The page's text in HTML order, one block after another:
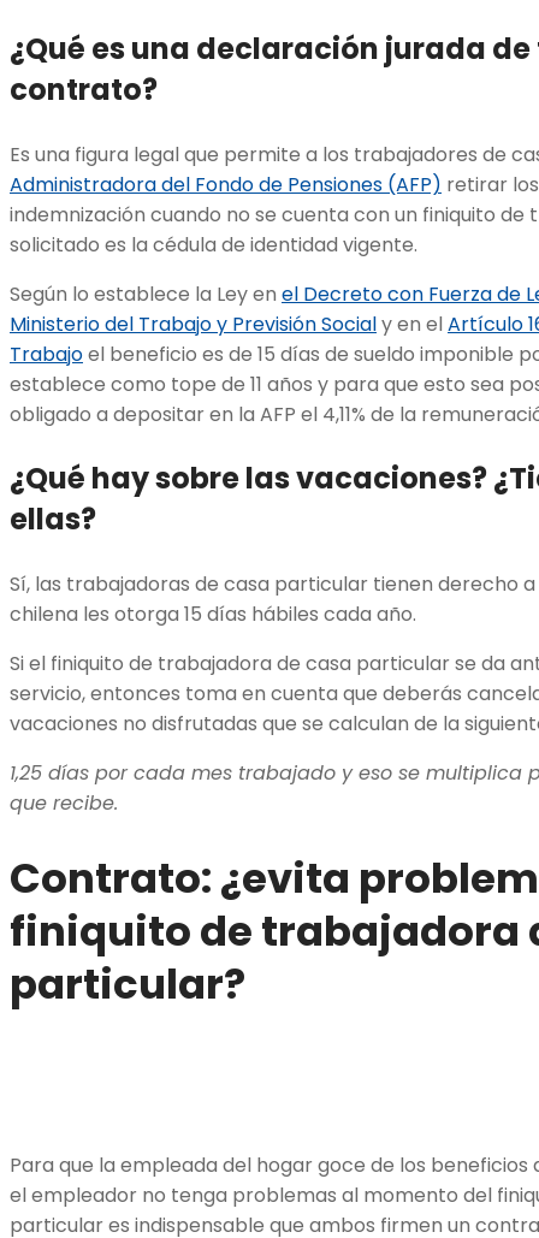
¿Qué es una declaración jurada
contrato?
Es una figura legal que permite a los trabajadores de
Administradora del Fondo de Pensiones (AFP) retirar
indemnización cuando no se cuenta con un finiquito de
solicitado es la cédula de identidad vigente.
Según lo establece la Ley en el Decreto con Fuerza de
Ministerio del Trabajo y Previsión Socialy en elArtículo
Trabajoel beneficio es de 15 días de sueldo imponible
establece como tope de 11 años y para que esto sea
obligado a depositar en la AFP el 4,11% de la
¿Qué hay sobre las vacaciones?
ellas?
Sí, las trabajadoras de casa particular tienen derecho
chilena les otorga 15 días hábiles cada año.
Si el finiquito de trabajadora de casa particular se da
servicio, entonces toma en cuenta que deberás
vacaciones no disfrutadas que se calculan de la
1,25 días por cada mes trabajado y eso se multiplica
que recibe.
Contrato: ¿evita
finiquito de trabajadora
particular?
Para que la empleada del hogar goce de los beneficios
el empleador no tenga problemas al momento del
particular es indispensable que ambos firmen un